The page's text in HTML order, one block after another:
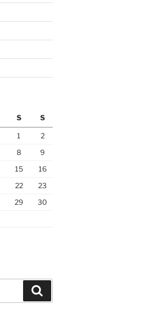
S S
1
2
8
9
15
16
22
23
29
30